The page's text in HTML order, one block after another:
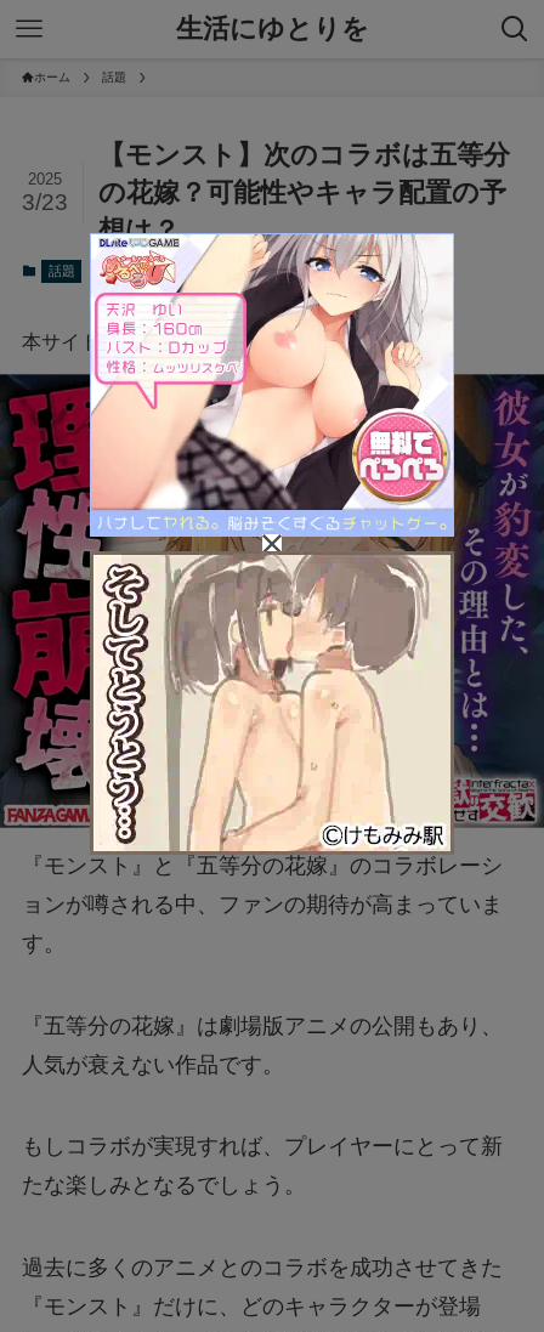
生活にゆとりを
ホーム 話題
【モンスト】次のコラボは五等分
の花嫁？可能性やキャラ配置の予
想は？
2025
3/23
話題 2025年3月23日
本サイトにはプロモーションが含まれています。
『モンスト』と『五等分の花嫁』のコラボレーシ
ョンが噂される中、ファンの期待が高まっていま
す。
『五等分の花嫁』は劇場版アニメの公開もあり、
人気が衰えない作品です。
もしコラボが実現すれば、プレイヤーにとって新
たな楽しみとなるでしょう。
過去に多くのアニメとのコラボを成功させてきた
『モンスト』だけに、どのキャラクターが登場